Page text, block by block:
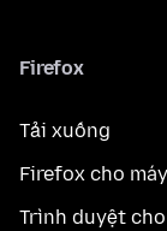
Firefox
Tải xuống
Firefox cho
Trình duyệt